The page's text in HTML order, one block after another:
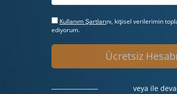
Kullanım Şartlarını, kişisel verilerimin
ediyorum.
Ücretsiz
veya ile